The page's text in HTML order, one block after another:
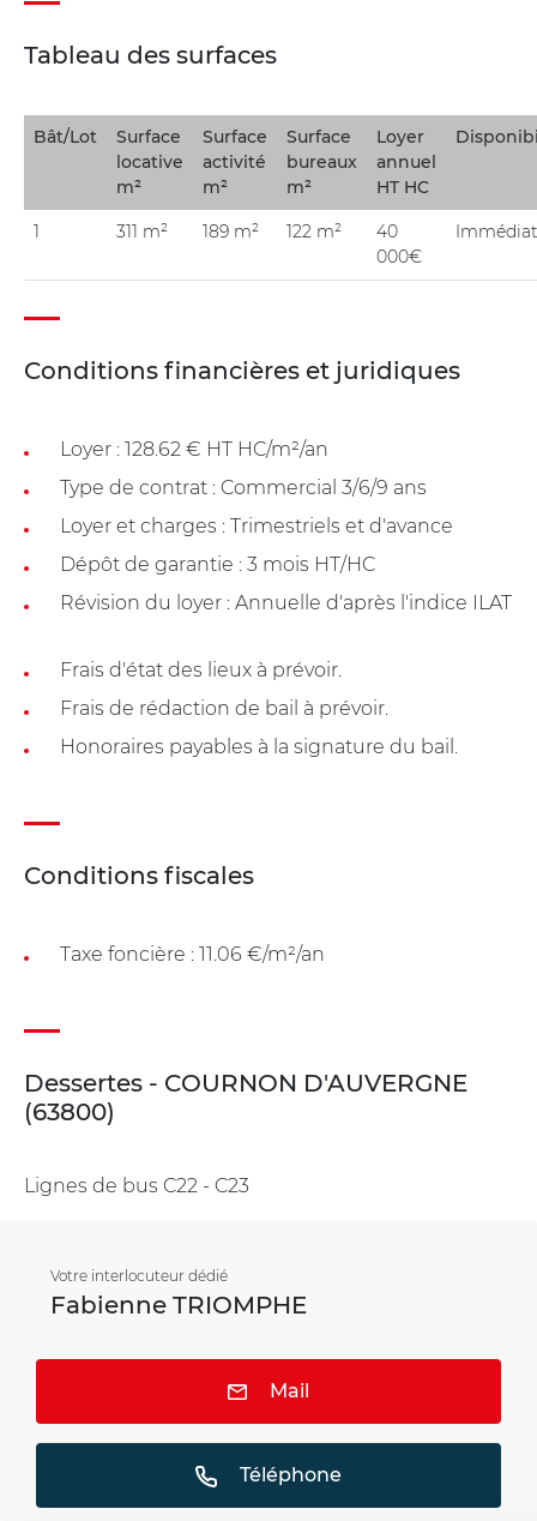
Tableau des surfaces
Bât/Lot
Surface
locative
m²
Surface
activité
m²
Surface
bureaux
m²
Loyer
annuel
HT HC
1 311 m² 189 m² 122 m²
40
000€
Conditions financières et juridiques
Loyer : 128.62 € HT HC/m²/an
Type de contrat : Commercial 3/6/9 ans
Loyer et charges : Trimestriels et d'avance
Dépôt de garantie : 3 mois HT/HC
Révision du loyer : Annuelle d'après l'indice ILAT
Frais d'état des lieux à prévoir.
Frais de rédaction de bail à prévoir.
Honoraires payables à la signature du bail.
Conditions fiscales
Taxe foncière : 11.06 €/m²/an
Dessertes - COURNON D'AUVERGNE
(63800)
Lignes de bus C22 - C23
Votre interlocuteur dédié
Fabienne TRIOMPHE
Mail
Téléphone